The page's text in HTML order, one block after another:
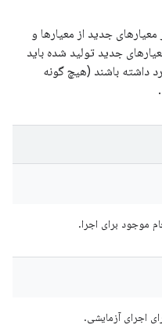
جدید از معیارها و
جدید تولید شده باید
داشته باشند (هیچ گونه
موجود برای اجرا.
اجرای آزمایشی.